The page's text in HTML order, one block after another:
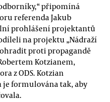
připomíná
referenda Jakub
prohlášení projektantů
na projektu „Nádraží
proti propagandě
Kotzianem,
z ODS. Kotzian
je formulována tak, aby